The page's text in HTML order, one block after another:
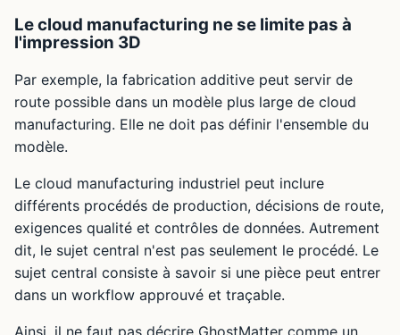
Le cloud manufacturing ne se limite pas à
l'impression 3D
Par exemple, la fabrication additive peut servir de
route possible dans un modèle plus large de cloud
manufacturing. Elle ne doit pas définir l'ensemble du
modèle.
Le cloud manufacturing industriel peut inclure
différents procédés de production, décisions de route,
exigences qualité et contrôles de données. Autrement
dit, le sujet central n'est pas seulement le procédé. Le
sujet central consiste à savoir si une pièce peut entrer
dans un workflow approuvé et traçable.
Ainsi, il ne faut pas décrire GhostMatter comme un